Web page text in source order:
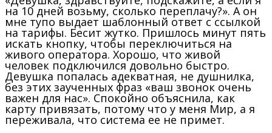
на 10 дней возьму, сколько переплачу?». А он
мне тупо выдает шаблонный ответ с ссылкой
на тарифы. Бесит жутко. Пришлось минут пять
искать кнопку, чтобы переключиться на
живого оператора. Хорошо, что живой
человек подключился довольно быстро.
Девушка попалась адекватная, не душнилка,
без этих заученных фраз «ваш звонок очень
важен для нас». Спокойно объяснила, как
карту привязать, потому что у меня Мир, а я
переживала, что система ее не примет.